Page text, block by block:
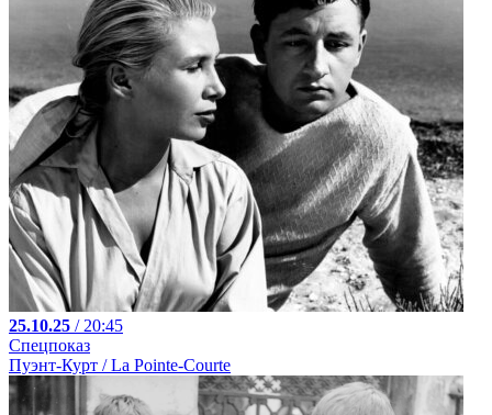
25.10.25 / 20:45
Спецпоказ
Пуэнт-Курт / La Pointe-Courte